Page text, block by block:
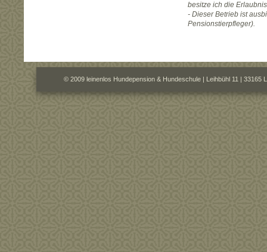
besitze ich die
- Dieser Betrieb ist
Pensionstierpfleger).
© 2009 leinenlos Hundepension & Hundeschule | Leihbühl 11 | 33165